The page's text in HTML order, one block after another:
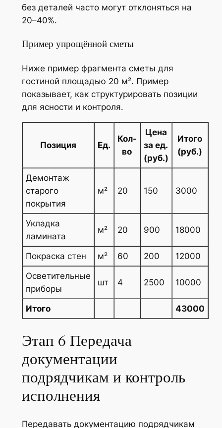
без деталей часто могут отклоняться на
20–40%.
Пример упрощённой сметы
Ниже пример фрагмента сметы для
гостиной площадью 20 м². Пример
показывает, как структурировать позиции
для ясности и контроля.
Позиция Ед.
Кол-
во
Цена
за ед.
(руб.)
Итого
(руб.)
Демонтаж
старого
покрытия
м² 20 150 3000
Укладка
ламината
м² 20 900 18000
Покраска стен м² 60 200
12000
Осветительные
приборы
шт 4 2500 10000
Итого 43000
Этап 6 Передача
документации
подрядчикам и контроль
исполнения
Передавать документацию подрядчикам